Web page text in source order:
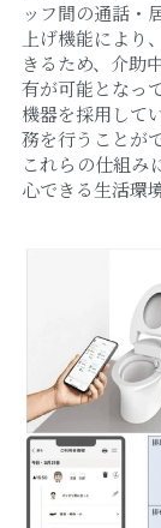
ッフ間の通話・
上げ機能により
きるため、介助
有が可能となっ
機器を採用して
務を行うことが
これらの仕組み
心できる生活環